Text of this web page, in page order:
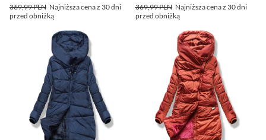
369,99 PLN Najniższa cena z 30 dni
przed obniżką
369,99 PLN Najniższa cena z 30 dni
przed obniżką